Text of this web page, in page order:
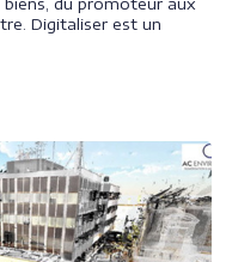
du promoteur aux
Digitaliser est un